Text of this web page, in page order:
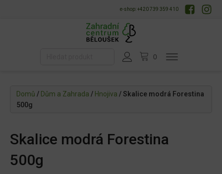
e-shop: +420 739 359 410
Domů / Dům a Zahrada / Hnojiva / Skalice modrá Forestina
500g
Skalice modrá Forestina
500g